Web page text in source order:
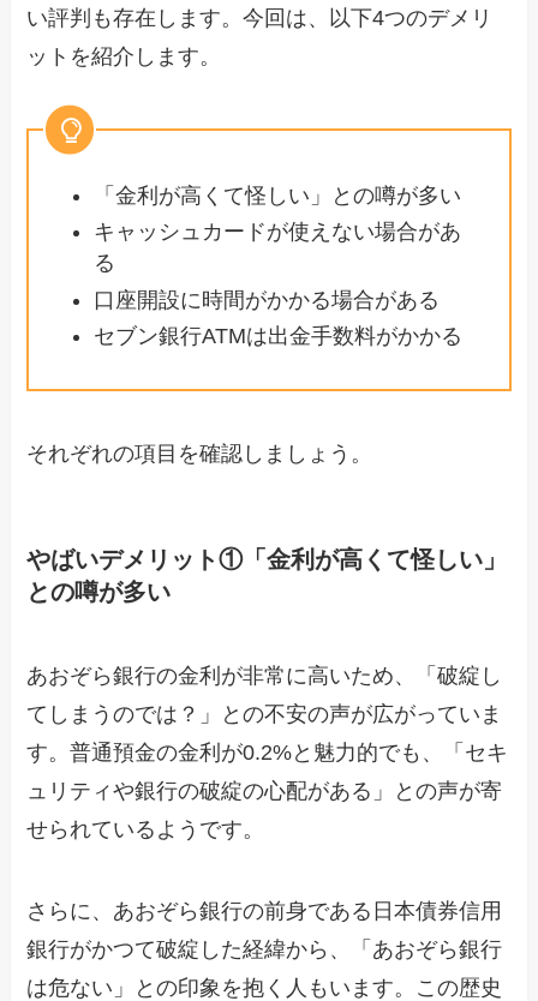
い評判も存在します。今回は、以下4つのデメリ
ットを紹介します。
「金利が高くて怪しい」との噂が多い
キャッシュカードが使えない場合があ
る
口座開設に時間がかかる場合がある
セブン銀行ATMは出金手数料がかかる
それぞれの項目を確認しましょう。
やばいデメリット①「金利が高くて怪しい」
との噂が多い
あおぞら銀行の金利が非常に高いため、「破綻し
てしまうのでは？」との不安の声が広がっていま
す。普通預金の金利が0.2%と魅力的でも、「セキ
ュリティや銀行の破綻の心配がある」との声が寄
せられているようです。
さらに、あおぞら銀行の前身である日本債券信用
銀行がかつて破綻した経緯から、「あおぞら銀行
は危ない」との印象を抱く人もいます。この歴史